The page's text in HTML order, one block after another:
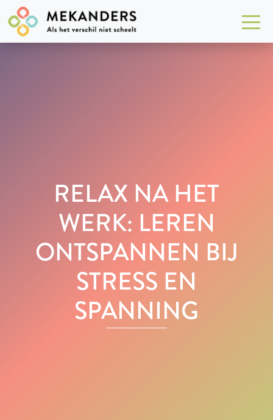
RELAX NA HET
WERK: LEREN
ONTSPANNEN BIJ
STRESS EN
SPANNING